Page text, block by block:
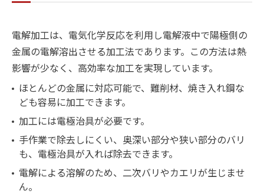
電解加工は、電気化学反応を利用し電解液中で陽極側の
金属の電解溶出させる加工法であります。この方法は熱
影響が少なく、高効率な加工を実現しています。
ほとんどの金属に対応可能で、難削材、焼き入れ鋼な
ども容易に加工できます。
加工には電極治具が必要です。
手作業で除去しにくい、奥深い部分や狭い部分のバリ
も、電極治具が入れば除去できます。
電解による溶解のため、二次バリやカエリが生じませ
ん。